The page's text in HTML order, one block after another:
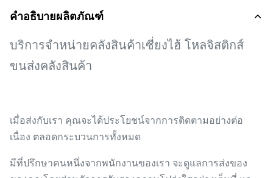
คำอธิบายผลิตภัณฑ์
บริการจําหน่ายคลังสินค้าเซี่ยงไฮ้ โหลจิสติกส์
ขนส่งคลังสินค้า
เมื่อส่งกับเรา คุณจะได้ประโยชน์จากการติดตามอย่างต่อ
เนื่อง ตลอดกระบวนการทั้งหมด
มีที่ปรึกษาคนหนึ่งจากพนักงานของเรา จะดูแลการส่งของ